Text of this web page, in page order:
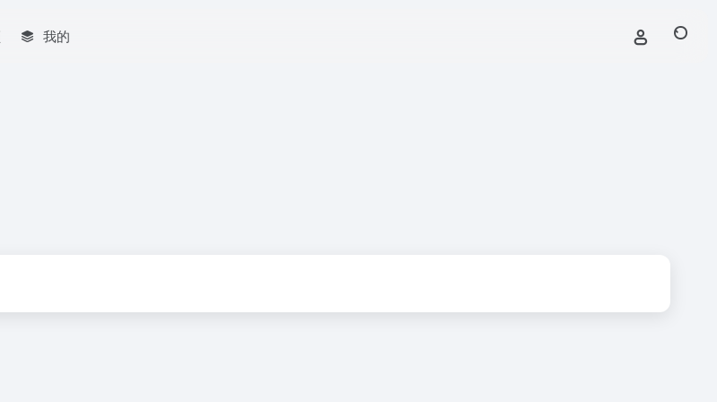
我的